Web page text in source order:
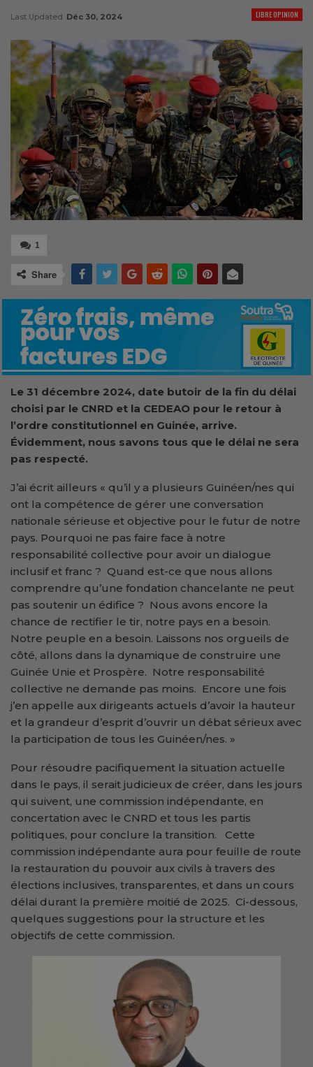
LIBRE OPINION
Last Updated Déc 30, 2024
1
Share
Le 31 décembre 2024, date butoir de la fin du délai
choisi par le CNRD et la CEDEAO pour le retour à
l’ordre constitutionnel en Guinée, arrive.
Évidemment, nous savons tous que le délai ne sera
pas respecté.
J’ai écrit ailleurs « qu’il y a plusieurs Guinéen/nes qui
ont la compétence de gérer une conversation
nationale sérieuse et objective pour le futur de notre
pays. Pourquoi ne pas faire face à notre
responsabilité collective pour avoir un dialogue
inclusif et franc ? Quand est-ce que nous allons
comprendre qu’une fondation chancelante ne peut
pas soutenir un édifice ? Nous avons encore la
chance de rectifier le tir, notre pays en a besoin.
Notre peuple en a besoin. Laissons nos orgueils de
côté, allons dans la dynamique de construire une
Guinée Unie et Prospère. Notre responsabilité
collective ne demande pas moins. Encore une fois
j’en appelle aux dirigeants actuels d’avoir la hauteur
et la grandeur d’esprit d’ouvrir un débat sérieux avec
la participation de tous les Guinéen/nes. »
Pour résoudre pacifiquement la situation actuelle
dans le pays, il serait judicieux de créer, dans les jours
qui suivent, une commission indépendante, en
concertation avec le CNRD et tous les partis
politiques, pour conclure la transition. Cette
commission indépendante aura pour feuille de route
la restauration du pouvoir aux civils à travers des
élections inclusives, transparentes, et dans un cours
délai durant la première moitié de 2025. Ci-dessous,
quelques suggestions pour la structure et les
objectifs de cette commission.